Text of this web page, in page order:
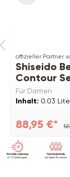
offizieller Partner
Shiseido
Contour
Für Damen
Inhalt: 0.03
88,95 €*